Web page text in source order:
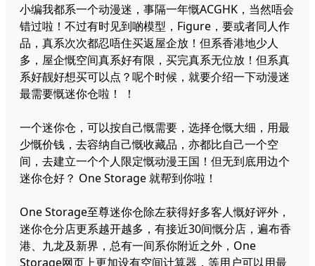
小编我都系一个动漫迷，事隔一年慨ACGHK，当然唔会
错过啦！不过有时见到啲模型，Figure，要或者同人作
品，真系次次都忍唔住买返屋企放！但系香港地少人
多，屋企慨空间真系好有限，买完真系无位放！但系真
系好靓好想买可以点？呢个时候，就要介绍一下动漫迷
最需要慨迷你仓啦！ ！
一个迷你仓，可以按自己慨需要，选择仓慨大细，用最
少慨价钱，去容纳自己慨收藏品，亦都比自己一个空
间，去建立一个个人限定慨动漫王国！但无到底用边个
迷你仓好？ One Storage 就帮到你啦！
One Storage至尊迷你仓除左获得好多客人慨好评外，
迷你仓分店更系越开越多，有接近30间慨分店，遍布香
港、九龙及新界，总有一间系你附近之外，One
Storage网页上更加设有空间计算器，等用户可以用最